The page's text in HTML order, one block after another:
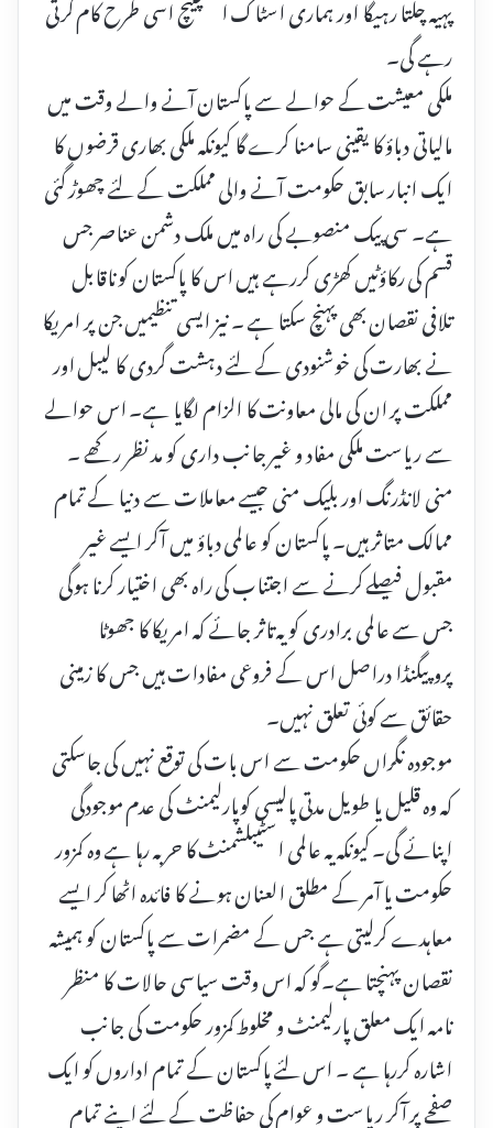
رہے گی۔
ملکی معیشت کے حوالے سے پاکستان آنے والے وقت میں
مالیاتی دباؤ کا یقینی سامنا کرے گا کیونکہ ملکی بھاری قرضوں کا
ایک انبار سابق حکومت آنے والی مملکت کے لئے چھوڑ گئی
ہے۔ سی پیک منصوبے کی راہ میں ملک دشمن عناصر جس
قسم کی رکاؤٹیں کھڑی کررہے ہیں اس کا پاکستان کو ناقابل
تلافی نقصان بھی پہنچ سکتا ہے ۔ نیز ایسی تنظیمیں جن پر امریکا
نے بھارت کی خوشنودی کے لئے دہشت گردی کا لیبل اور
مملکت پر ان کی مالی معاونت کا الزام لگایا ہے۔ اس حوالے
سے ریاست ملکی مفاد و غیر جانب داری کو مد نظر رکھے ۔
منی لانڈرنگ اور بلیک منی جیسے معاملات سے دنیا کے تمام
ممالک متاثر ہیں۔ پاکستان کو عالمی دباؤ میں آکر ایسے غیر
مقبول فیصلے کرنے سے اجتناب کی راہ بھی اختیار کرنا ہوگی
جس سے عالمی برادری کو یہ تاثر جائے کہ امریکا کا جھوٹا
پروپیگنڈا دراصل اس کے فروعی مفادات ہیں جس کا زمینی
حقائق سے کوئی تعلق نہیں۔
موجودہ نگراں حکومت سے اس بات کی توقع نہیں کی جاسکتی
کہ وہ قلیل یا طویل مدتی پالیسی کوپارلیمنٹ کی عدم موجودگی
اپنائے گی۔ کیونکہ یہ عالمی اسٹیبلشمنٹ کا حربہ رہا ہے وہ کمزور
حکومت یا آمر کے مطلق العنان ہونے کا فائدہ اٹھا کر ایسے
معاہدے کرلیتی ہے جس کے مضمرات سے پاکستان کو ہمیشہ
نقصان پہنچتا ہے۔گو کہ اس وقت سیاسی حالات کا منظر
نامہ ایک معلق پارلیمنٹ و مخلوط کمزور حکومت کی جانب
اشارہ کررہا ہے ۔ اس لئے پاکستان کے تمام اداروں کو ایک
صفحے پر آکر ریاست و عوام کی حفاظت کے لئے اپنے تمام